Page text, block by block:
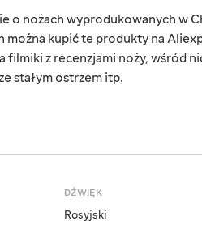
o nożach wyprodukowanych w
kupić te produkty na
z recenzjami noży, wśród
stałym ostrzem itp.
DŹWIĘK
Rosyjski